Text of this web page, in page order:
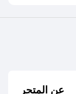
عن المتجر